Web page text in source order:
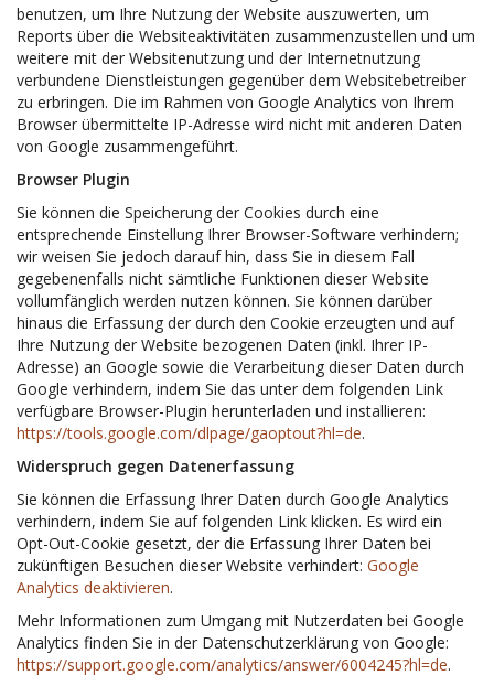
benutzen, um Ihre Nutzung der Website auszuwerten, um
Reports über die Websiteaktivitäten zusammenzustellen und um
weitere mit der Websitenutzung und der Internetnutzung
verbundene Dienstleistungen gegenüber dem Websitebetreiber
zu erbringen. Die im Rahmen von Google Analytics von Ihrem
Browser übermittelte IP-Adresse wird nicht mit anderen Daten
von Google zusammengeführt.
Browser Plugin
Sie können die Speicherung der Cookies durch eine
entsprechende Einstellung Ihrer Browser-Software verhindern;
wir weisen Sie jedoch darauf hin, dass Sie in diesem Fall
gegebenenfalls nicht sämtliche Funktionen dieser Website
vollumfänglich werden nutzen können. Sie können darüber
hinaus die Erfassung der durch den Cookie erzeugten und auf
Ihre Nutzung der Website bezogenen Daten (inkl. Ihrer IP-
Adresse) an Google sowie die Verarbeitung dieser Daten durch
Google verhindern, indem Sie das unter dem folgenden Link
verfügbare Browser-Plugin herunterladen und installieren:
https://tools.google.com/dlpage/gaoptout?hl=de.
Widerspruch gegen Datenerfassung
Sie können die Erfassung Ihrer Daten durch Google Analytics
verhindern, indem Sie auf folgenden Link klicken. Es wird ein
Opt-Out-Cookie gesetzt, der die Erfassung Ihrer Daten bei
zukünftigen Besuchen dieser Website verhindert: Google
Analytics deaktivieren.
Mehr Informationen zum Umgang mit Nutzerdaten bei Google
Analytics finden Sie in der Datenschutzerklärung von Google:
https://support.google.com/analytics/answer/6004245?hl=de.